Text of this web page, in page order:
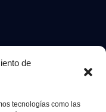
de
tecnologías como las